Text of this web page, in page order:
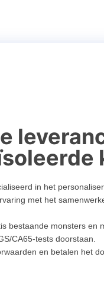
in het
met het
bestaande monsters en
CA65-tests doorstaan.
en betalen het